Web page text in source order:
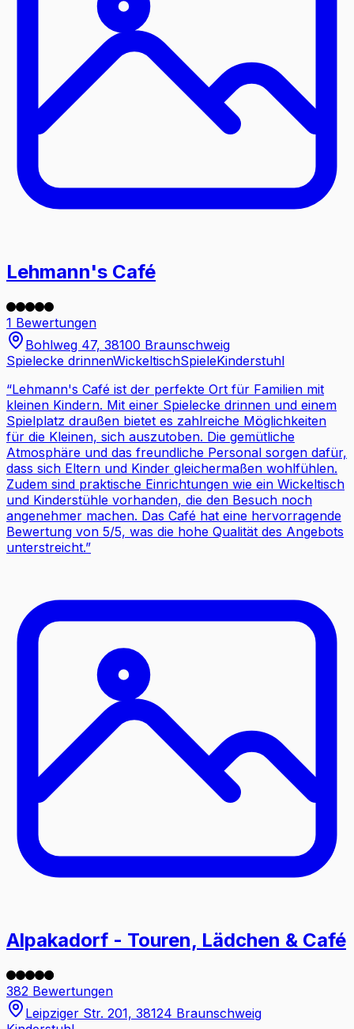
Lehmann's Café
1 Bewertungen
Bohlweg 47, 38100 Braunschweig
Spielecke drinnenWickeltischSpieleKinderstuhl
“Lehmann's Café ist der perfekte Ort für Familien mit
kleinen Kindern. Mit einer Spielecke drinnen und einem
Spielplatz draußen bietet es zahlreiche Möglichkeiten
für die Kleinen, sich auszutoben. Die gemütliche
Atmosphäre und das freundliche Personal sorgen dafür,
dass sich Eltern und Kinder gleichermaßen wohlfühlen.
Zudem sind praktische Einrichtungen wie ein Wickeltisch
und Kinderstühle vorhanden, die den Besuch noch
angenehmer machen. Das Café hat eine hervorragende
Bewertung von 5/5, was die hohe Qualität des Angebots
unterstreicht.”
Alpakadorf - Touren, Lädchen & Café
382 Bewertungen
Leipziger Str. 201, 38124 Braunschweig